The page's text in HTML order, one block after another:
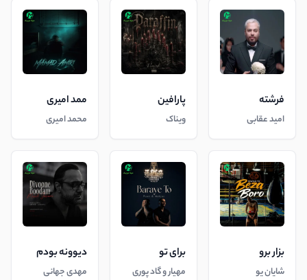
فرشته
امید عقابی
پارافین
ویناک
ممد امیری
محمد امیری
بزار برو
شایان یو
برای تو
مهیار و گاد پوری
دیوونه بودم
مهدی جهانی